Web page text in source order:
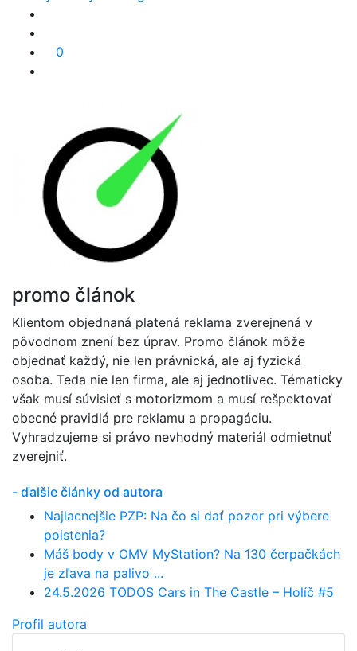
0
promo článok
Klientom objednaná platená reklama zverejnená v
pôvodnom znení bez úprav. Promo článok môže
objednať každý, nie len právnická, ale aj fyzická
osoba. Teda nie len firma, ale aj jednotlivec. Tématicky
však musí súvisieť s motorizmom a musí rešpektovať
obecné pravidlá pre reklamu a propagáciu.
Vyhradzujeme si právo nevhodný materiál odmietnuť
zverejniť.
- ďalšie články od autora
Najlacnejšie PZP: Na čo si dať pozor pri výbere
poistenia?
Máš body v OMV MyStation? Na 130 čerpačkách
je zľava na palivo ...
24.5.2026 TODOS Cars in The Castle – Holíč #5
Profil autora